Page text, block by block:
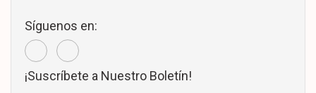
Síguenos en:
¡Suscríbete a Nuestro Boletín!